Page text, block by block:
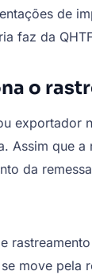
de
faz da
o
exportador
Assim que
da
se move